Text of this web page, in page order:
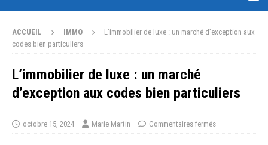
ACCUEIL IMMO
L’immobilier de luxe : un marché d’exception aux
codes bien particuliers
L’immobilier de luxe : un marché
d’exception aux codes bien particuliers
octobre 15, 2024 Marie Martin Commentaires fermés